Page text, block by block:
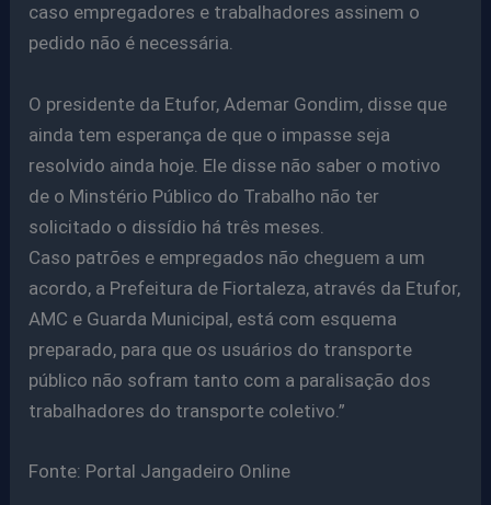
caso empregadores e trabalhadores assinem o
pedido não é necessária.
O presidente da Etufor, Ademar Gondim, disse que
ainda tem esperança de que o impasse seja
resolvido ainda hoje. Ele disse não saber o motivo
de o Minstério Público do Trabalho não ter
solicitado o dissídio há três meses.
Caso patrões e empregados não cheguem a um
acordo, a Prefeitura de Fiortaleza, através da Etufor,
AMC e Guarda Municipal, está com esquema
preparado, para que os usuários do transporte
público não sofram tanto com a paralisação dos
trabalhadores do transporte coletivo.”
Fonte: Portal Jangadeiro Online